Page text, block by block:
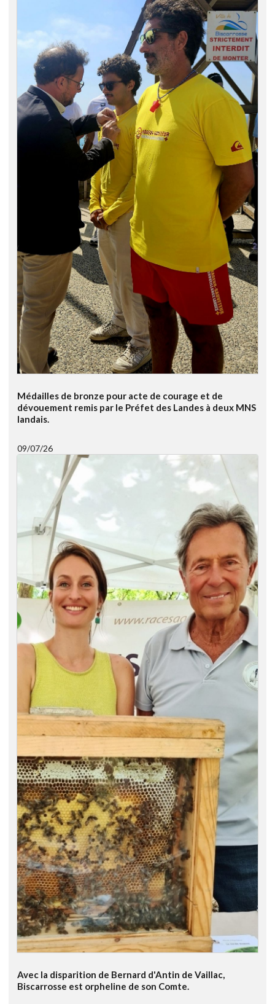
Médailles de bronze pour acte de courage et de
dévouement remis par le Préfet des Landes à deux MNS
landais.
09/07/26
Avec la disparition de Bernard d'Antin de Vaillac,
Biscarrosse est orpheline de son Comte.